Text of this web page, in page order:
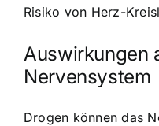
Risiko von Herz-
Auswirkungen
Nervensystem
Drogen können das